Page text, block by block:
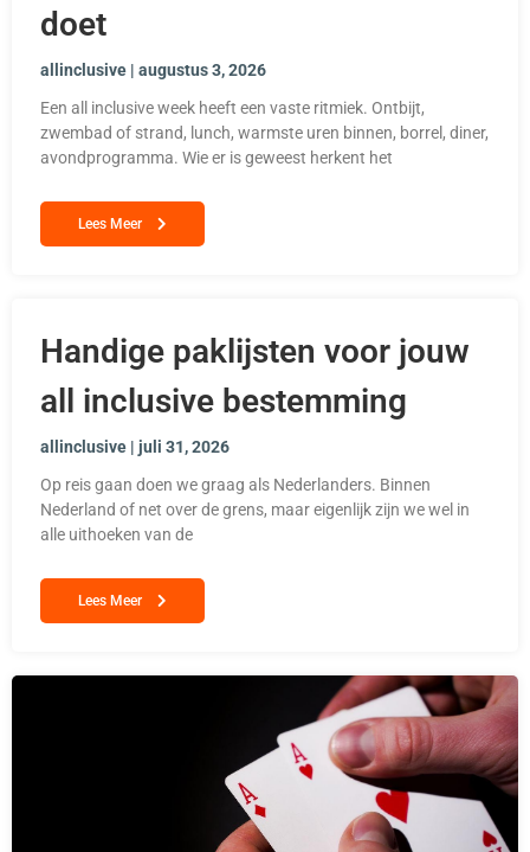
doet
allinclusive
augustus 3, 2026
Een all inclusive week heeft een vaste ritmiek. Ontbijt,
zwembad of strand, lunch, warmste uren binnen, borrel, diner,
avondprogramma. Wie er is geweest herkent het
Lees Meer
Handige paklijsten voor jouw
all inclusive bestemming
allinclusive
juli 31, 2026
Op reis gaan doen we graag als Nederlanders. Binnen
Nederland of net over de grens, maar eigenlijk zijn we wel in
alle uithoeken van de
Lees Meer